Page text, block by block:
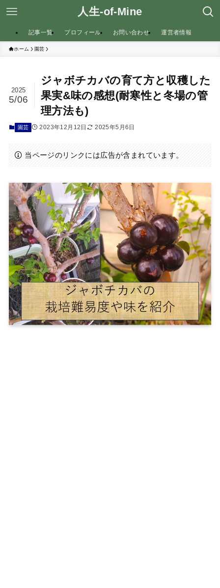
人生-of-Mine
記事一覧 プロフィール お問い合わせ 運営者情報
ホーム 園芸
ジャボチカバの育て方と収穫した
果実&味の感想(耐寒性と冬場の管
理方法も)
2025
5/06
園芸 2023年12月12日 2025年5月6日
当ページのリンクには広告が含まれています。